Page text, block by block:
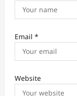
Email *
Website